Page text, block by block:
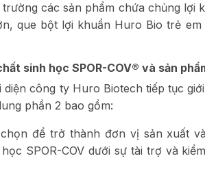
các sản phẩm chứa chủng lợi
que bột lợi khuẩn Huro Bio trẻ
sinh học SPOR-COV® và sản
diện công ty Huro Biotech tiếp tục
phần 2 bao gồm:
để trở thành đơn vị sản xuất
SPOR-COV dưới sự tài trợ và